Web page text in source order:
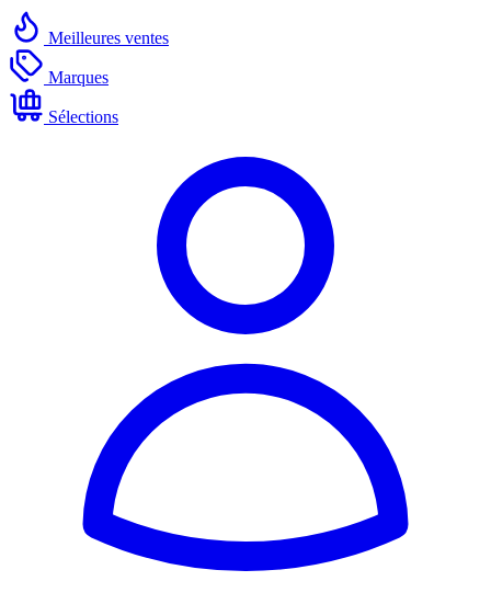
Meilleures ventes
Marques
Sélections